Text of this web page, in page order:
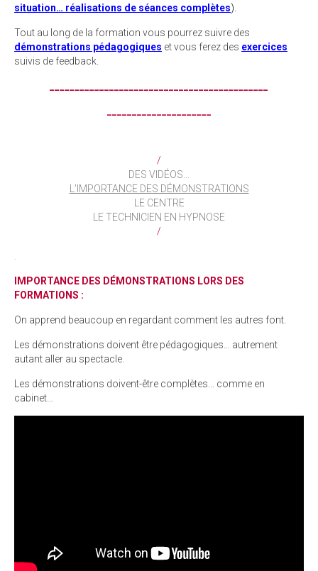
situation… réalisations de séances complètes).
Tout au long de la formation vous pourrez suivre des
démonstrations pédagogiques et vous ferez des exercices
suivis de feedback.
/
DES VIDÉOS…
L’IMPORTANCE DES DÉMONSTRATIONS
LE CENTRE
LE TECHNICIEN EN HYPNOSE
/
IMPORTANCE DES DÉMONSTRATIONS LORS DES
FORMATIONS :
On apprend beaucoup en regardant comment les autres font.
Les démonstrations doivent être pédagogiques… autrement
autant aller au spectacle.
Les démonstrations doivent-être complètes… comme en
cabinet…